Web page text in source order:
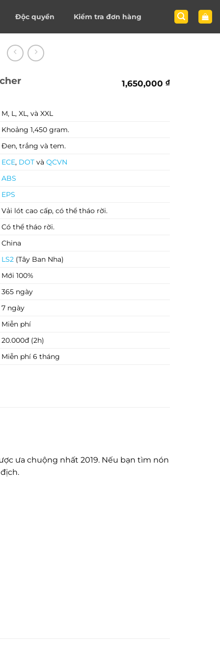
Độc quyền Kiểm tra đơn hàng
1,650,000 ₫
M, L, XL, và XXL
Khoảng 1,450 gram.
Đen, trắng và tem.
ECE, DOT vàQCVN
ABS
EPS
Vải lót cao cấp, có thể tháo rời.
Có thể tháo rời.
China
LS2 (Tây Ban Nha)
Mới 100%
365 ngày
7 ngày
Miễn phí
20.000đ (2h)
Miễn phí 6 tháng
ưa chuộng nhất 2019. Nếu bạn tìm nón